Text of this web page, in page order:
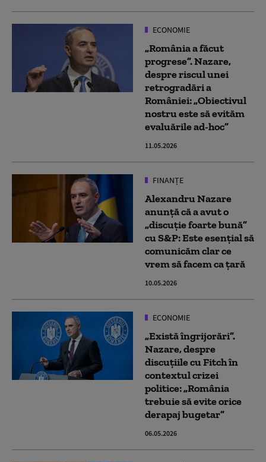
ECONOMIE
„România a făcut
progrese”. Nazare,
despre riscul unei
retrogradări a
României: „Obiectivul
nostru este să evităm
evaluările ad-hoc”
11.05.2026
FINANȚE
Alexandru Nazare
anunţă că a avut o
„discuţie foarte bună”
cu S&P: Este esenţial să
comunicăm clar ce
vrem să facem ca ţară
10.05.2026
ECONOMIE
„Există îngrijorări”.
Nazare, despre
discuțiile cu Fitch în
contextul crizei
politice: „România
trebuie să evite orice
derapaj bugetar”
06.05.2026